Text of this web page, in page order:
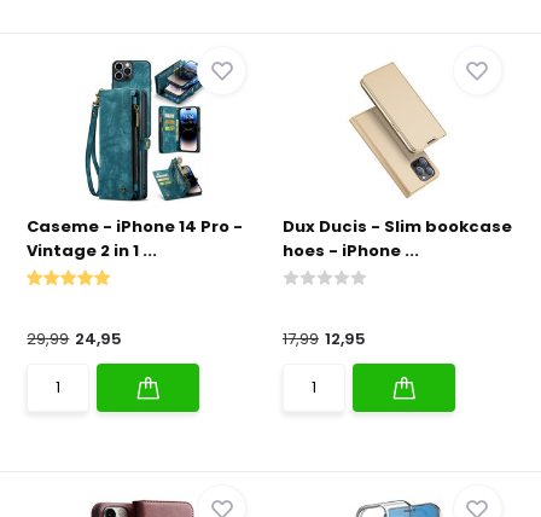
Caseme - iPhone 14 Pro -
Vintage 2 in 1 ...
29,99 24,95
Dux Ducis - Slim bookcase
hoes - iPhone ...
17,99 12,95